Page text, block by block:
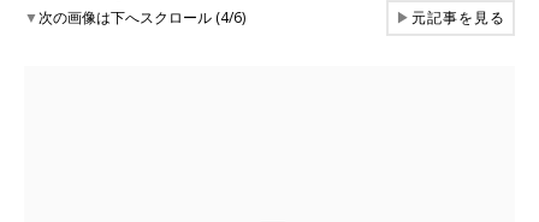
▼次の画像は下へスクロール (4/6) ▶元記事を見る